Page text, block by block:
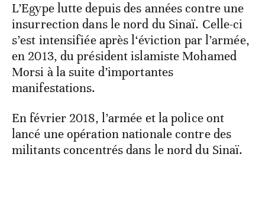
L’Egype lutte depuis des années contre une
insurrection dans le nord du Sinaï. Celle-ci
s’est intensifiée après l‘éviction par l’armée,
en 2013, du président islamiste Mohamed
Morsi à la suite d’importantes
manifestations.
En février 2018, l’armée et la police ont
lancé une opération nationale contre des
militants concentrés dans le nord du Sinaï.